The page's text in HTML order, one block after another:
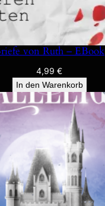
von Ruth – EBook
4,99 €
In den Warenkorb